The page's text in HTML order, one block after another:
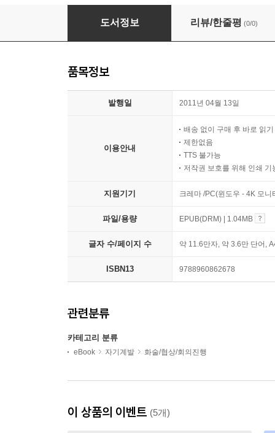
사람을 읽는 기술
도서정보 리뷰/한줄평 (0/0)
품목정보
발행일 2011년 04월 13일
이용안내
배송 없이 구매 후 바로 읽기
제한없음
TTS 불가능
저작권 보호를 위해 인쇄 기
지원기기 크레마 /PC(윈도우 - 4K 모
파일/용량 EPUB(DRM) | 1.04MB
글자 수/페이지 수 약 11.6만자, 약 3.6만 단어,
ISBN13 9788960862678
관련분류
카테고리 분류
eBook 자기계발 화술/협상/회의진행
이 상품의 이벤트 (5개)